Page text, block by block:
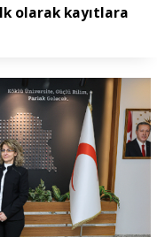
olarak kayıtlara